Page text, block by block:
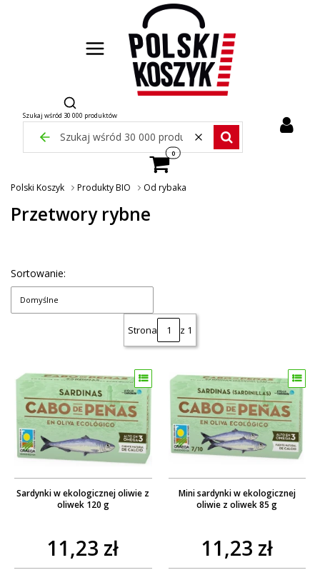
Otwórz wyszukiwarkę
Szukaj wśród 30 000 produktów
Zamknij wyszukiwarkę WyczyśćSzukaj wśród 30 000
Produkty w koszyku: 0. Zobacz
Polski Koszyk Produkty BIO Od rybaka
Przetwory rybne
Sortowanie:
Domyślne
Strona z 1
Sardynki w ekologicznej oliwie z
oliwek 120 g
11,23 zł
Mini sardynki w ekologicznej
oliwie z oliwek 85 g
11,23 zł